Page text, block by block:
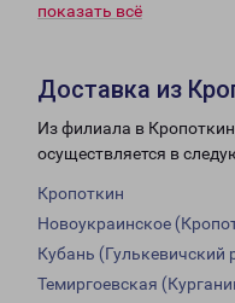
показать всё
Доставка из
Из филиала в
осуществляется в
Кропоткин
Новоукраинское
Кубань (Гулькевичский
Темиргоевская